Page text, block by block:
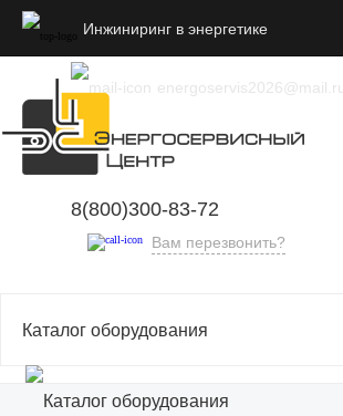
Инжиниринг в энергетике
energoservis2026@mail.ru
8(800)300-83-72
Вам перезвонить?
Каталог оборудования